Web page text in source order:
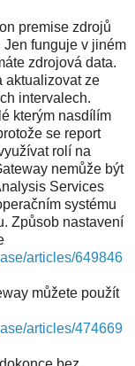
premise zdrojů
Jen funguje v jiném
zdrojová data.
aktualizovat ze
intervalech.
kterým nasdílím
se report
rolí na
nemůže být
Services
systému
Způsob nastavení
articles/649846
můžete použít
articles/474669